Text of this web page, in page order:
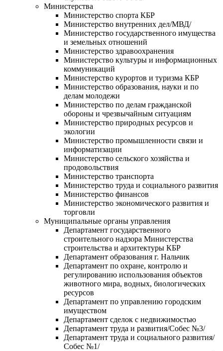
Министерства
Министерство спорта КБР
Министерство внутренних дел/МВД/
Министерство государственного имущества
и земельных отношений
Министерство здравоохранения
Министерство культуры и информационных
коммуникаций
Министерство курортов и туризма КБР
Министерство образования, науки и по
делам молодежи
Министерство по делам гражданской
обороны и чрезвычайным ситуациям
Министерство природных ресурсов и
экологии
Министерство промышленности связи и
информатизации
Министерство сельского хозяйства и
продовольствия
Министерство транспорта
Министерство труда и социального развития
Министерство финансов
Министерство экономического развития и
торговли
Муниципальные органы управления
Департамент государственного
строительного надзора Министерства
строительства и архитектуры КБР
Департамент образования г. Нальчик
Департамент по охране, контролю и
регулированию использования объектов
животного мира, водных, биологических
ресурсов
Департамент по управлению городским
имуществом
Департамент сделок с недвижимостью
Департамент труда и развития/Собес №3/
Департамент труда и социального развития/
Собес №1/